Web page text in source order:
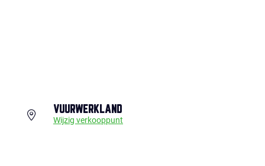
VUURWERKLAND
Wijzig verkooppunt